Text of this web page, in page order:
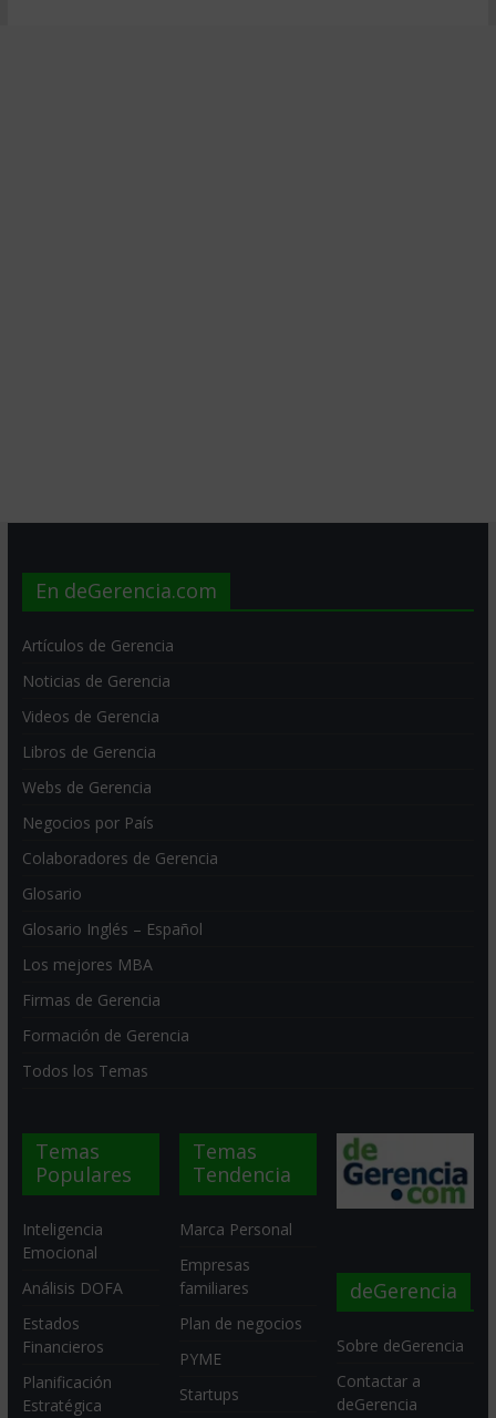
En deGerencia.com
Artículos de Gerencia
Noticias de Gerencia
Videos de Gerencia
Libros de Gerencia
Webs de Gerencia
Negocios por País
Colaboradores de Gerencia
Glosario
Glosario Inglés – Español
Los mejores MBA
Firmas de Gerencia
Formación de Gerencia
Todos los Temas
Temas
Populares
Inteligencia
Emocional
Análisis DOFA
Estados
Financieros
Planificación
Estratégica
Temas
Tendencia
Marca Personal
Empresas
familiares
Plan de negocios
PYME
Startups
deGerencia
Sobre deGerencia
Contactar a
deGerencia